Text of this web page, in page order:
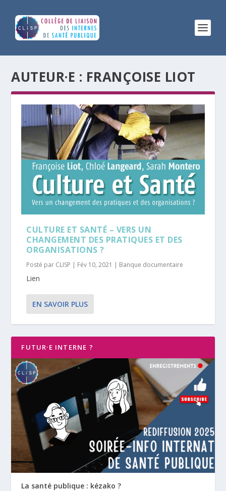
AUTEUR·E : FRANÇOISE LIOT
CULTURE ET SANTÉ – VERS UN
CHANGEMENT DES PRATIQUES ET DES
ORGANISATIONS ?
Posté par CLISP | Fév 10, 2021 | Banque documentaire
Lien
EN SAVOIR PLUS
FUTUR·E INTERNE ?
La santé publique : kézako ?